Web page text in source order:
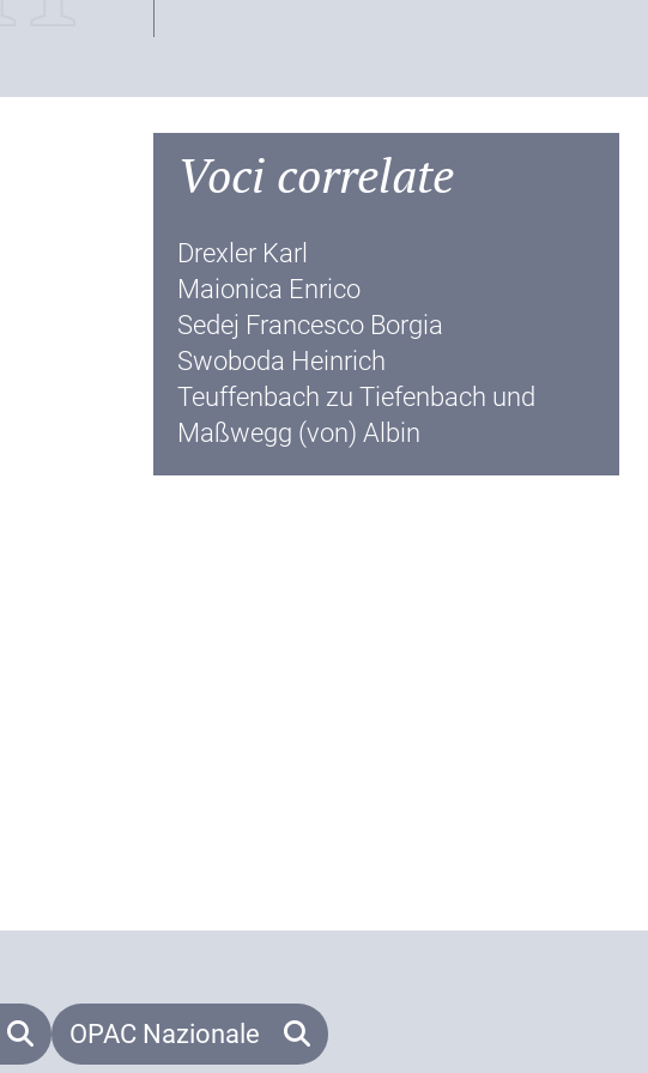
Voci correlate
Drexler Karl
Maionica Enrico
Sedej Francesco Borgia
Swoboda Heinrich
Teuffenbach zu Tiefenbach und
Maßwegg (von) Albin
OPAC Nazionale